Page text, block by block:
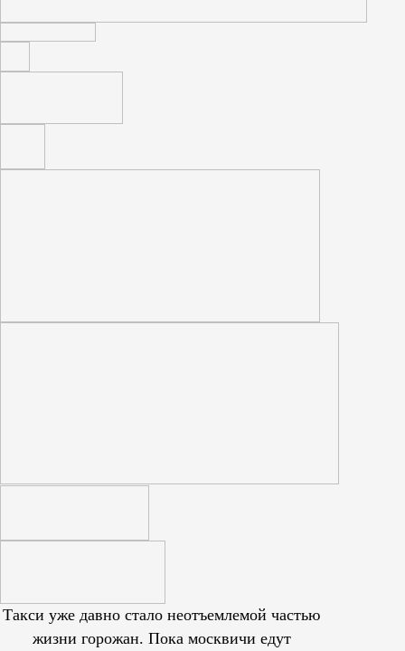
Такси уже давно стало неотъемлемой частью
жизни горожан. Пока москвичи едут